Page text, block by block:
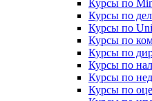
Курсы по
Курсы по
Курсы по
Курсы по
Курсы по
Курсы по
Курсы по
Курсы по